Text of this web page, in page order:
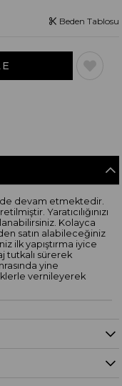
Beden Tablosu
devam etmektedir.
Yaratıcılığınızı
Kolayca
satın alabileceğiniz
ilk yapıştırma iyice
tutkalı sürerek
yine
vernileyerek